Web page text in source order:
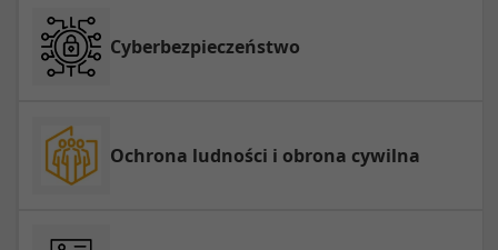
Cyberbezpieczeństwo
Ochrona ludności i obrona cywilna